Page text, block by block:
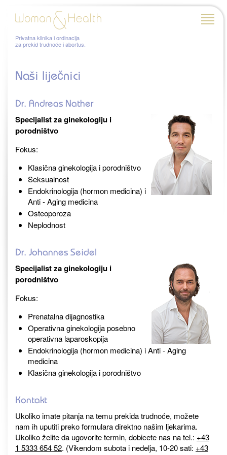
Privatna klinika i ordinacija
za prekid trudnoće i abortus.
Naši liječnici
Dr. Andreas Nather
Specijalist za ginekologiju i
porodništvo
Fokus:
Klasična ginekologija i porodništvo
Seksualnost
Endokrinologija (hormon medicina) i
Anti - Aging medicina
Osteoporoza
Neplodnost
Dr. Johannes Seidel
Specijalist za ginekologiju i
porodništvo
Fokus:
Prenatalna dijagnostika
Operativna ginekologija posebno
operativna laparoskopija
Endokrinologija (hormon medicina) i Anti - Aging
medicina
Klasična ginekologija i porodništvo
Kontakt
Ukoliko imate pitanja na temu prekida trudnoće, možete
nam ih uputiti preko formulara direktno našim ljekarima.
Ukoliko želite da ugovorite termin, dobicete nas na tel.: +43
1 5333 654 52. (Vikendom subota i nedelja, 10-20 sati: +43